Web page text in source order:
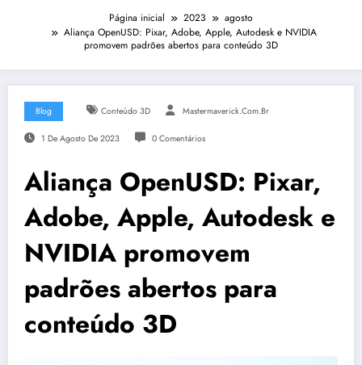
Página inicial 2023
agosto
Aliança OpenUSD: Pixar, Adobe, Apple, Autodesk e NVIDIA
promovem padrões abertos para conteúdo 3D
Blog Conteúdo 3D Mastermaverick.com.br
1 De Agosto De 2023 0 Comentários
Aliança OpenUSD: Pixar,
Adobe, Apple, Autodesk e
NVIDIA promovem
padrões abertos para
conteúdo 3D